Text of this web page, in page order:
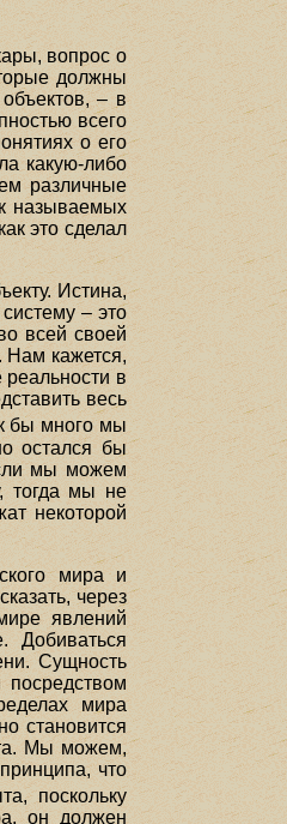
вопрос о
должны
– в
всего
о его
какую-либо
различные
называемых
это сделал
Истина,
– это
всей своей
Нам кажется,
в
весь
бы много мы
остался бы
мы можем
тогда мы не
некоторой
мира и
через
явлений
Добиваться
Сущность
мира
становится
Мы можем,
что
поскольку
он должен